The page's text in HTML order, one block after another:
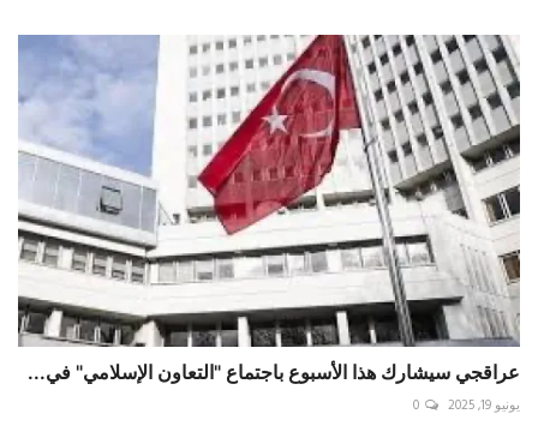
عراقجي سيشارك هذا الأسبوع باجتماع "التعاون الإسلامي" في...
يونيو 19, 2025 0